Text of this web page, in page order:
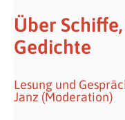
Über
Gedichte
Lesung und
Janz (Moderation)